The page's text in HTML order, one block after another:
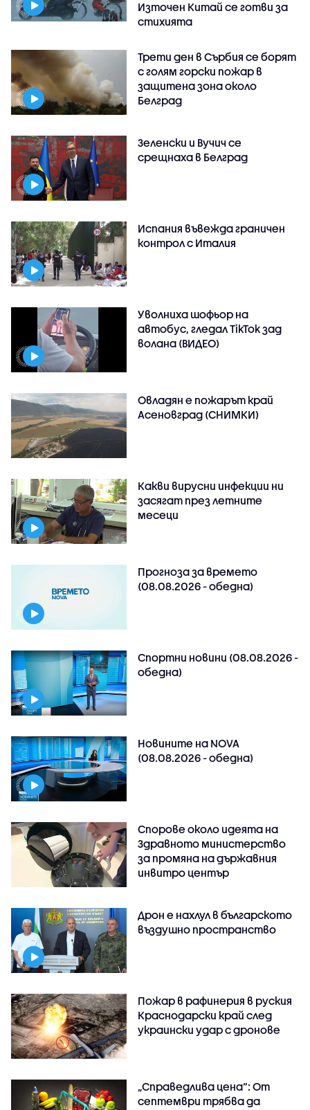
Източен Китай се готви за
стихията
Трети ден в Сърбия се борят
с голям горски пожар в
защитена зона около
Белград
Зеленски и Вучич се
срещнаха в Белград
Испания въвежда граничен
контрол с Италия
Уволниха шофьор на
автобус, гледал TikTok зад
волана (ВИДЕО)
Овладян е пожарът край
Асеновград (СНИМКИ)
Какви вирусни инфекции ни
засягат през летните
месеци
Прогноза за времето
(08.08.2026 - обедна)
Спортни новини (08.08.2026 -
обедна)
Новините на NOVA
(08.08.2026 - обедна)
Спорове около идеята на
Здравното министерство
за промяна на държавния
инвитро център
Дрон е нахлул в българското
въздушно пространство
Пожар в рафинерия в руския
Краснодарски край след
украински удар с дронове
„Справедлива цена“: От
септември трябва да